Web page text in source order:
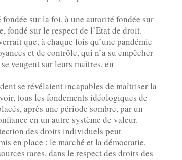
sur la foi, à une autorité fondée sur
fondé sur le respect de l’Etat de droit.
que, à chaque fois qu’une pandémie
et de contrôle, qui n’a su empêcher
vengent sur leurs maîtres, en
se révélaient incapables de maîtriser la
tous les fondements idéologiques de
après une période sombre, par un
en un autre système de valeur.
des droits individuels peut
en place : le marché et la démocratie,
rares, dans le respect des droits des